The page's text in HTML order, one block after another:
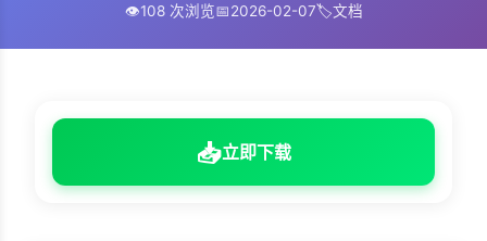
👁️108 次浏览📅2026-02-07🏷️文档
📥立即下载